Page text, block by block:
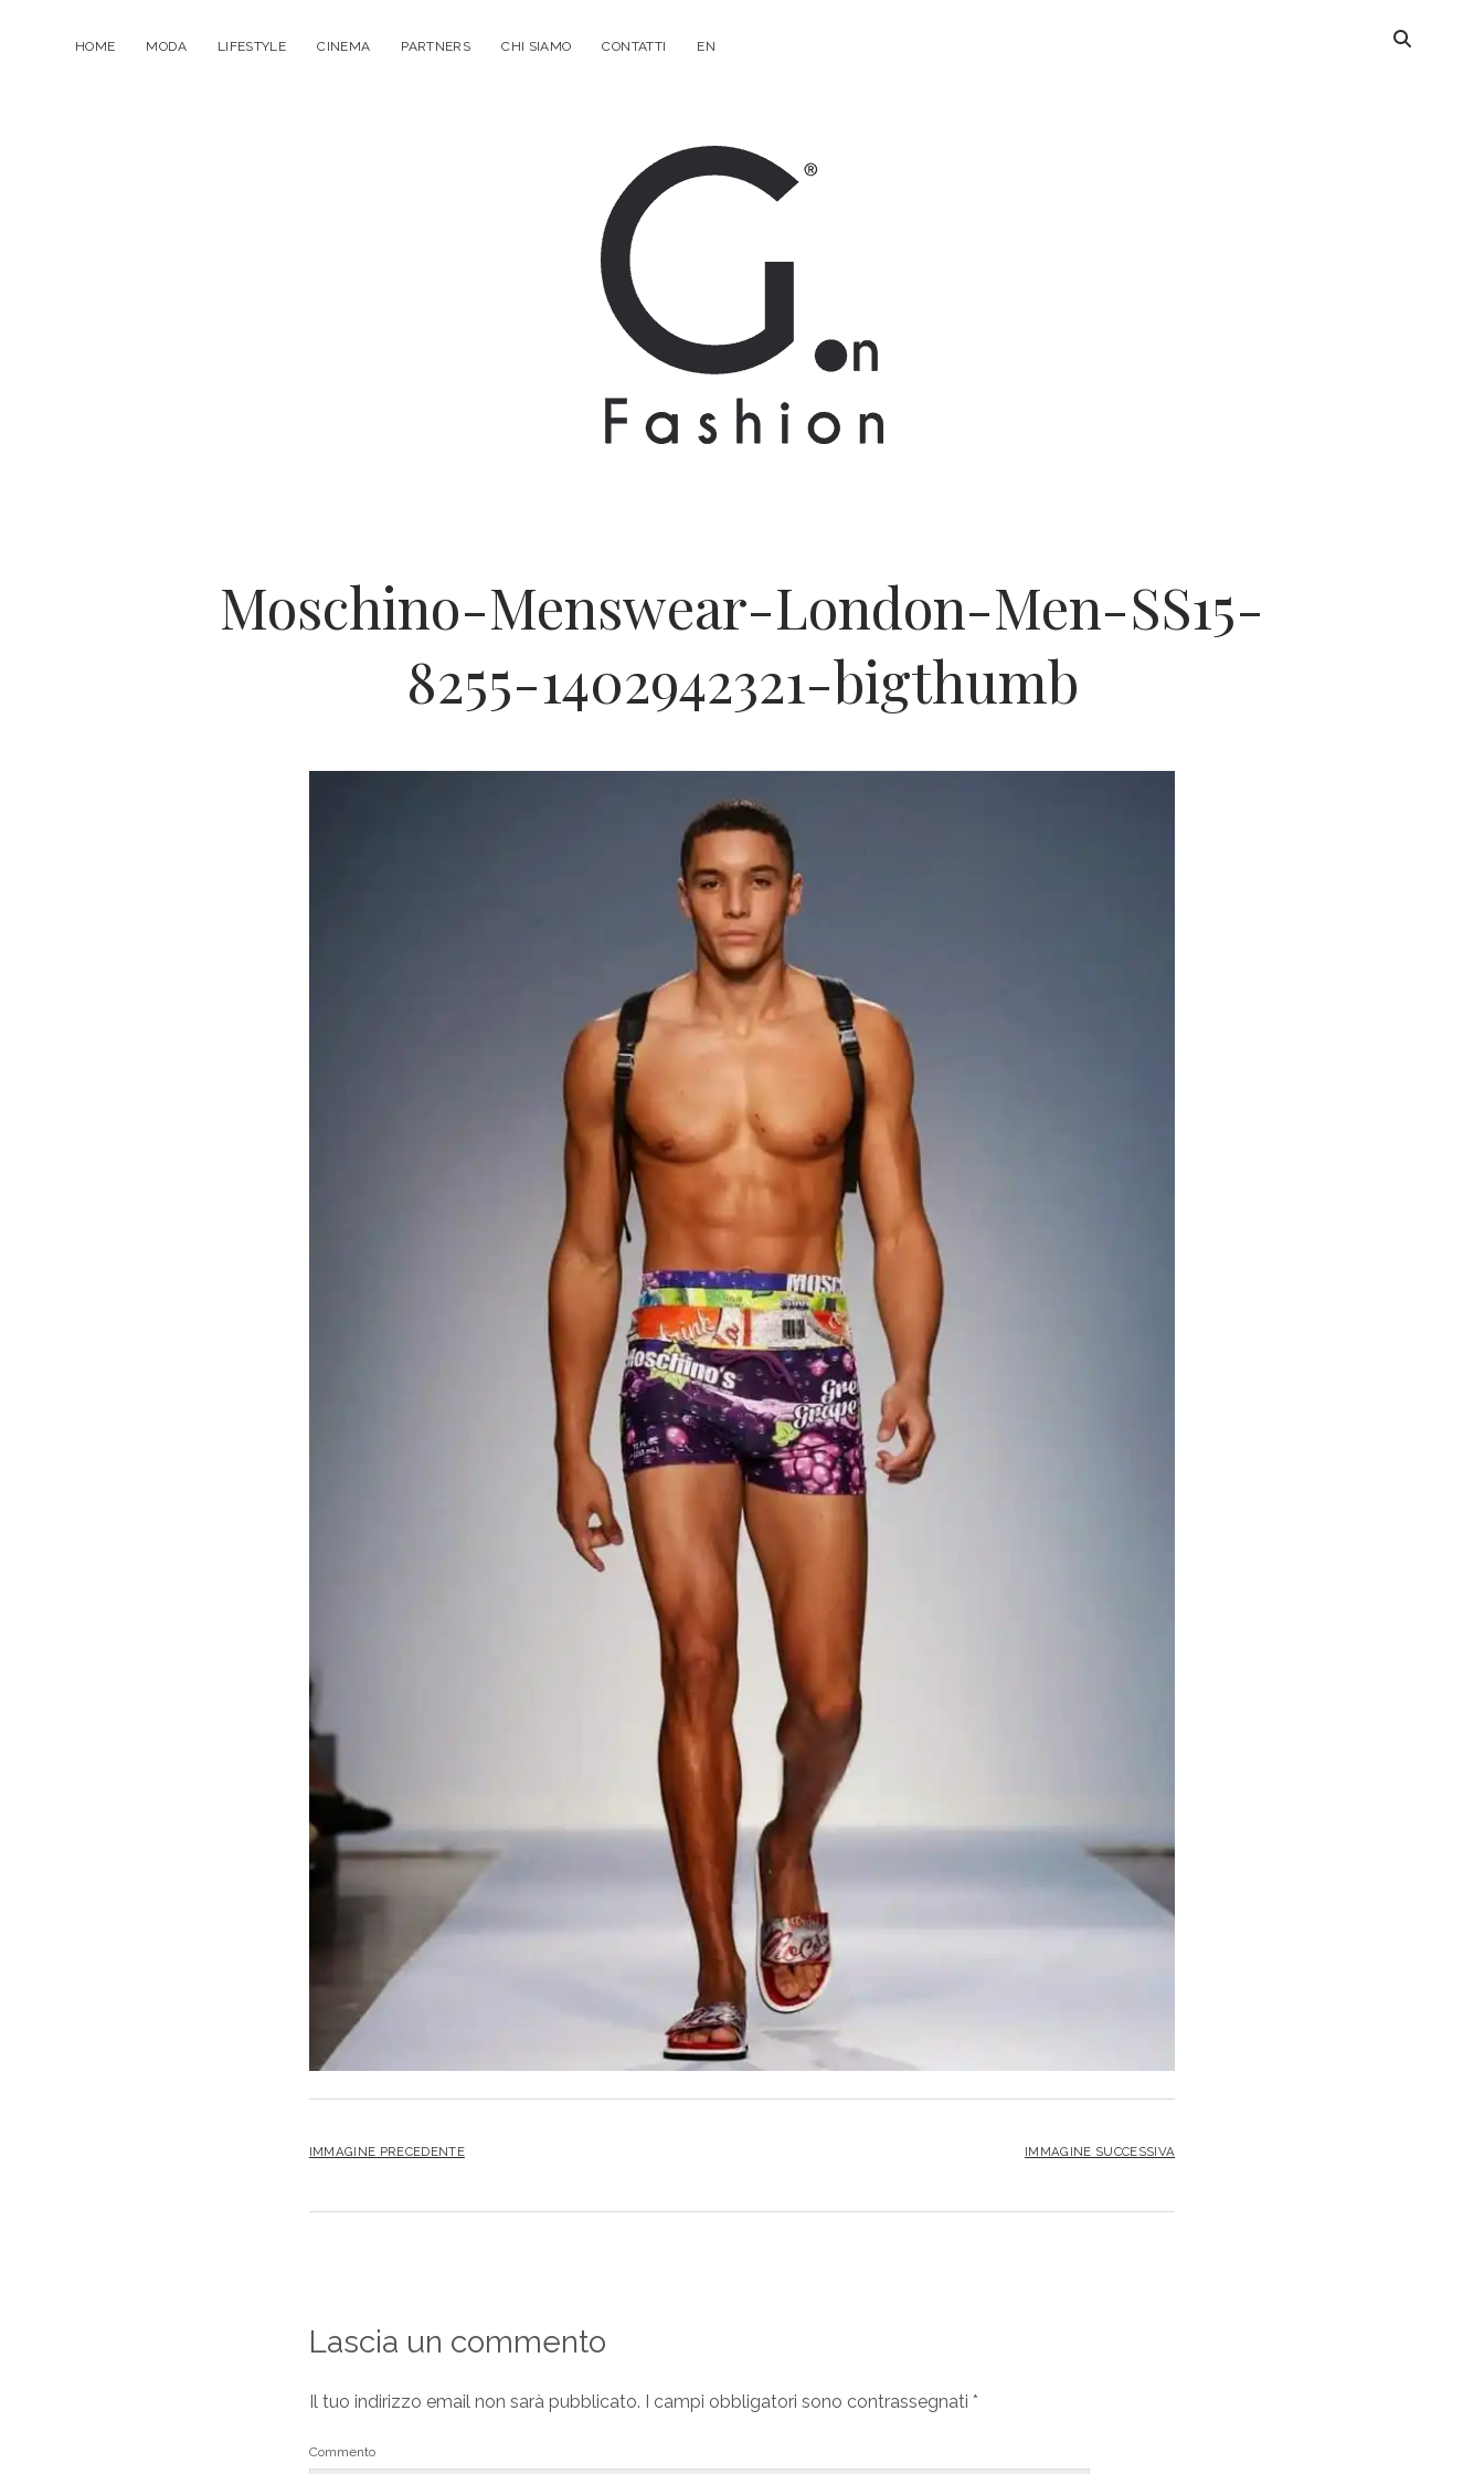
HOME MODA LIFESTYLE CINEMA PARTNERS CHI SIAMO CONTATTI EN
G.on
Fashion
Magazine
Moschino-Menswear-London-Men-SS15-
8255-1402942321-bigthumb
IMMAGINE PRECEDENTE IMMAGINE SUCCESSIVA
Lascia un commento
Il tuo indirizzo email non sarà pubblicato. I campi obbligatori sono contrassegnati *
Commento